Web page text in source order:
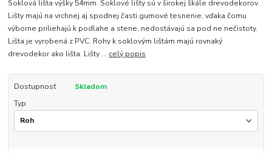
Soklová lišta výšky 54mm. Soklové lišty sú v širokej škále drevodekorov.
Lišty majú na vrchnej aj spodnej časti gumové tesnenie, vďaka čomu
výborne priliehajú k podlahe a stene, nedostávajú sa pod ne nečistoty.
Lišta je vyrobená z PVC. Rohy k soklovým lištám majú rovnaký
drevodekor ako lišta. Lišty ... celý popis
Dostupnosť
Skladom
Typ